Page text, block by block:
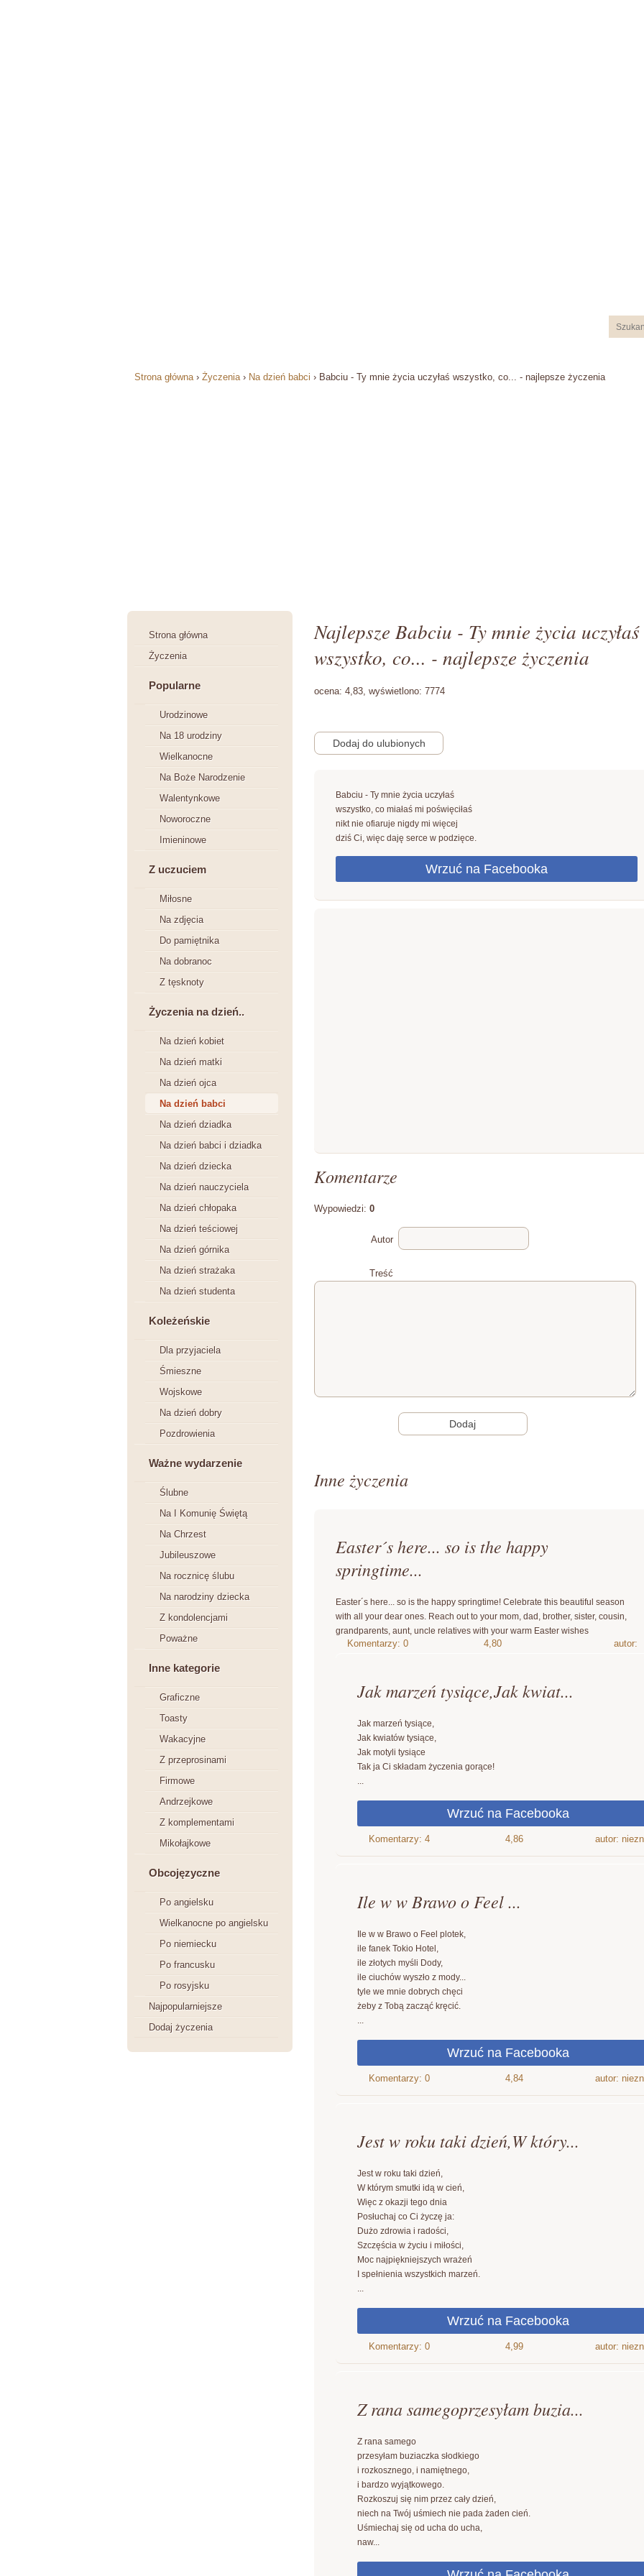
Strona główna › Życzenia › Na dzień babci › Babciu - Ty mnie życia uczyłaś wszystko, co... - najlepsze życzenia
Strona główna
Życzenia
Popularne
Urodzinowe
Na 18 urodziny
Wielkanocne
Na Boże Narodzenie
Walentynkowe
Noworoczne
Imieninowe
Z uczuciem
Miłosne
Na zdjęcia
Do pamiętnika
Na dobranoc
Z tęsknoty
Życzenia na dzień..
Na dzień kobiet
Na dzień matki
Na dzień ojca
Na dzień babci
Na dzień dziadka
Na dzień babci i dziadka
Na dzień dziecka
Na dzień nauczyciela
Na dzień chłopaka
Na dzień teściowej
Na dzień górnika
Na dzień strażaka
Na dzień studenta
Koleżeńskie
Dla przyjaciela
Śmieszne
Wojskowe
Na dzień dobry
Pozdrowienia
Ważne wydarzenie
Ślubne
Na I Komunię Świętą
Na Chrzest
Jubileuszowe
Na rocznicę ślubu
Na narodziny dziecka
Z kondolencjami
Poważne
Inne kategorie
Graficzne
Toasty
Wakacyjne
Z przeprosinami
Firmowe
Andrzejkowe
Z komplementami
Mikołajkowe
Obcojęzyczne
Po angielsku
Wielkanocne po angielsku
Po niemiecku
Po francusku
Po rosyjsku
Najpopularniejsze
Dodaj życzenia
Najlepsze Babciu - Ty mnie życia uczyłaś
wszystko, co... - najlepsze życzenia
ocena: 4,83, wyświetlono: 7774
Babciu - Ty mnie życia uczyłaś
wszystko, co miałaś mi poświęciłaś
nikt nie ofiaruje nigdy mi więcej
dziś Ci, więc daję serce w podzięce.
Komentarze
Wypowiedzi: 0
Autor
Treść
Inne życzenia
Easter´s here... so is the happy
springtime...
Easter´s here... so is the happy springtime! Celebrate this beautiful season
with all your dear ones. Reach out to your mom, dad, brother, sister, cousin,
grandparents, aunt, uncle relatives with your warm Easter wishes
4,80 autor:
Jak marzeń tysiące,Jak kwiat...
Jak marzeń tysiące,
Jak kwiatów tysiące,
Jak motyli tysiące
Tak ja Ci składam życzenia gorące!
...
4,86 autor:
Ile w w Brawo o Feel ...
Ile w w Brawo o Feel plotek,
ile fanek Tokio Hotel,
ile złotych myśli Dody,
ile ciuchów wyszło z mody...
tyle we mnie dobrych chęci
żeby z Tobą zacząć kręcić.
...
4,84 autor:
Jest w roku taki dzień,W który...
Jest w roku taki dzień,
W którym smutki idą w cień,
Więc z okazji tego dnia
Posłuchaj co Ci życzę ja:
Dużo zdrowia i radości,
Szczęścia w życiu i miłości,
Moc najpiękniejszych wrażeń
I spełnienia wszystkich marzeń.
...
4,99 autor:
Z rana samegoprzesyłam buzia...
Z rana samego
przesyłam buziaczka słodkiego
i rozkosznego, i namiętnego,
i bardzo wyjątkowego.
Rozkoszuj się nim przez cały dzień,
niech na Twój uśmiech nie pada żaden cień.
Uśmiechaj się od ucha do ucha,
naw...